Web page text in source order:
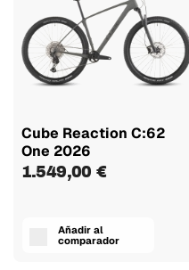
Cube Reaction C:62
One 2026
1.549,00 €
Añadir al
comparador